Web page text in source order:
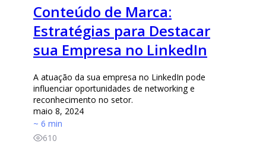
Conteúdo de Marca:
Estratégias para Destacar
sua Empresa no LinkedIn
A atuação da sua empresa no LinkedIn pode
influenciar oportunidades de networking e
reconhecimento no setor.
maio 8, 2024
~ 6 min
610